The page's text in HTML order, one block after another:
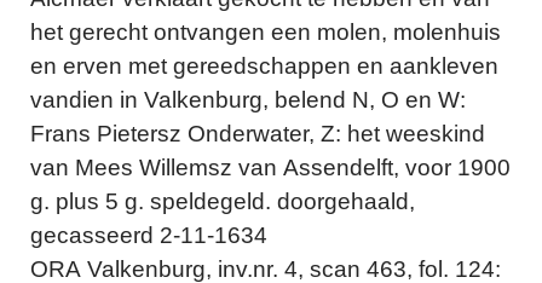
het gerecht ontvangen een molen, molenhuis
en erven met gereedschappen en aankleven
vandien in Valkenburg, belend N, O en W:
Frans Pietersz Onderwater, Z: het weeskind
van Mees Willemsz van Assendelft, voor 1900
g. plus 5 g. speldegeld. doorgehaald,
gecasseerd 2-11-1634
ORA Valkenburg, inv.nr. 4, scan 463, fol. 124: